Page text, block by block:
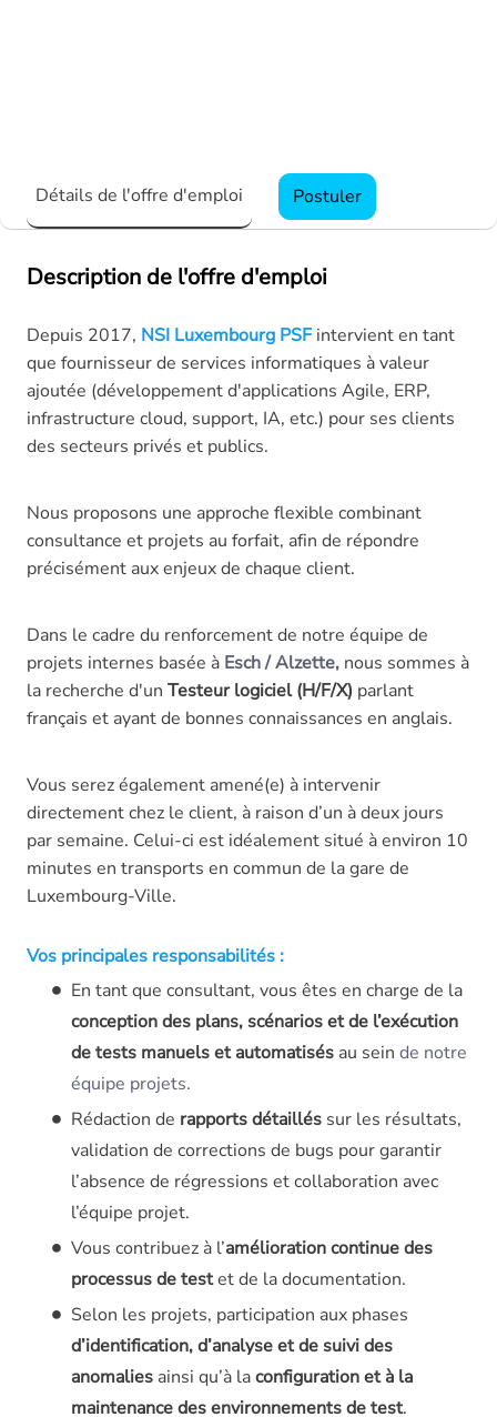
Détails de l'offre d'emploi Postuler
Description de l'offre d'emploi
Depuis 2017, NSI Luxembourg PSF intervient en tant
que fournisseur de services informatiques à valeur
ajoutée (développement d'applications Agile, ERP,
infrastructure cloud, support, IA, etc.) pour ses clients
des secteurs privés et publics.
Nous proposons une approche flexible combinant
consultance et projets au forfait, afin de répondre
précisément aux enjeux de chaque client.
Dans le cadre du renforcement de notre équipe de
projets internes basée à Esch / Alzette, nous sommes à
la recherche d'un Testeur logiciel (H/F/X) parlant
français et ayant de bonnes connaissances en anglais.
Vous serez également amené(e) à intervenir
directement chez le client, à raison d’un à deux jours
par semaine. Celui-ci est idéalement situé à environ 10
minutes en transports en commun de la gare de
Luxembourg-Ville.
Vos principales responsabilités :
En tant que consultant, vous êtes en charge de la
conception des plans, scénarios et de l’exécution
de tests manuelset automatisés au sein de notre
équipe projets.
Rédaction de rapports détaillés sur les résultats,
validation de corrections de bugs pour garantir
l’absence de régressions et collaboration avec
l’équipe projet.
Vous contribuez à l’amélioration continue des
processus de testet de la documentation.
Selon les projets, participation aux phases
d’identification, d’analyse et de suivi des
anomalies ainsi qu’à laconfiguration et à la
maintenance des environnements de test.